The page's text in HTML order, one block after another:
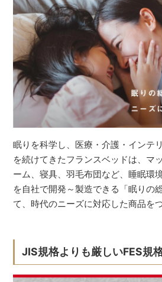
眠りを科学し、医療・介護・インテ
を続けてきたフランスベッドは、マ
ーム、寝具、羽毛布団など、睡眠環
を自社で開発～製造できる「眠りの
て、時代のニーズに対応した商品を
JIS規格よりも厳しいFES規